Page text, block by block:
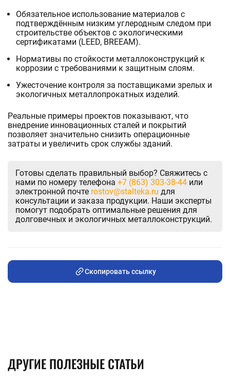
Обязательное использование материалов с
подтверждённым низким углеродным следом при
строительстве объектов с экологическими
сертификатами (LEED, BREEAM).
Нормативы по стойкости металлоконструкций к
коррозии с требованиями к защитным слоям.
Ужесточение контроля за поставщиками зрелых и
экологичных металлопрокатных изделий.
Реальные примеры проектов показывают, что
внедрение инновационных сталей и покрытий
позволяет значительно снизить операционные
затраты и увеличить срок службы зданий.
Готовы сделать правильный выбор? Свяжитесь с
нами по номеру телефона +7 (863) 303-38-44 или
электронной почте rostov@stalteka.ru для
консультации и заказа продукции. Наши эксперты
помогут подобрать оптимальные решения для
долговечных и экологичных металлоконструкций.
Скопировать ссылку
ДРУГИЕ ПОЛЕЗНЫЕ СТАТЬИ